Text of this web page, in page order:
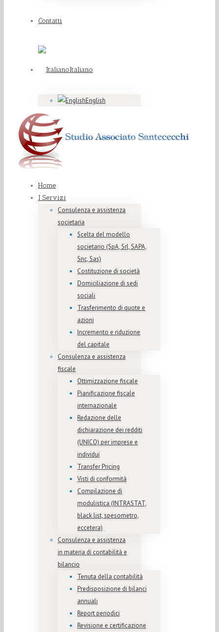
Contatti
Italiano
English
Home
I Servizi
Consulenza e assistenza
societaria
Scelta del modello
societario (SpA, Srl, SAPA,
Snc, Sas)
Costituzione di società
Domiciliazione di sedi
sociali
Trasferimento di quote e
azioni
Incremento e riduzione
del capitale
Consulenza e assistenza
fiscale
Ottimizzazione fiscale
Pianificazione fiscale
internazionale
Redazione delle
dichiarazione dei redditi
(UNICO) per imprese e
individui
Transfer Pricing
Visti di conformità
Compilazione di
modulistica (INTRASTAT,
black list, spesometro,
eccetera)
Consulenza e assistenza
in materia di contabilità e
bilancio
Tenuta della contabilità
Predisposizione di bilanci
annuali
Report periodici
Revisione e certificazione